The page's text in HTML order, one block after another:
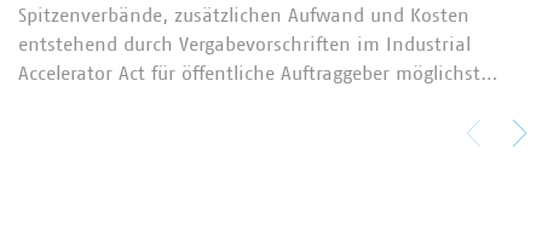
Spitzenverbände, zusätzlichen Aufwand und Kosten
entstehend durch Vergabevorschriften im Industrial
Accelerator Act für öffentliche Auftraggeber möglichst…